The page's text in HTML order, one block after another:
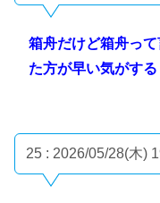
箱舟だけど箱舟っ
た方が早い気がする
25 : 2026/05/28(木)